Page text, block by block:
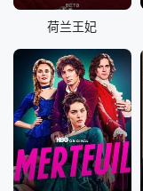
荷兰王妃